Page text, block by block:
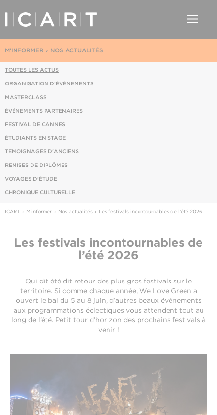
NOS ACTUALITÉS
M'INFORMER
TOUTES LES ACTUS
ORGANISATION D'ÉVÉNEMENTS
MASTERCLASS
ÉVÉNEMENTS PARTENAIRES
FESTIVAL DE CANNES
ÉTUDIANTS EN STAGE
TÉMOIGNAGES D'ANCIENS
REMISES DE DIPLÔMES
VOYAGES D'ÉTUDE
CHRONIQUE CULTURELLE
ICART M'informer Nos actualités Les festivals incontournables de l’été 2026
Les festivals incontournables de
l’été 2026
Qui dit été dit retour des plus gros festivals sur le
territoire. Si comme chaque année, We Love Green a
ouvert le bal du 5 au 8 juin, d’autres beaux événements
aux programmations éclectiques vous attendent tout au
long de l’été. Petit tour d’horizon des prochains festivals à
venir !